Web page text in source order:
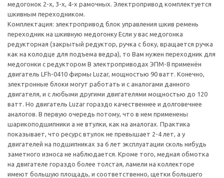
медогонок 2-х, 3-х, 4-х рамочных. Электропривод комплектуется
шкивным переходником.
Комплектация: электропривод блок управления шкив ремень
переходник на шкивную медогонку Если у вас медогонка
редукторная (закрытый редуктор, ручка с боку, вращается ручка
как на колодце для подъема ведра), то Вам нужен переходник для
медогонки с редуктором В электроприводах ЭПМ-8 применён
двигатель LFh-0410 фирмы Luzar, мощностью 90 ватт. Конечно,
электронные блоки могут работать и с аналогами данного
двигателя, и с любыми другими двигателями мощностью до 120
ватт. Но двигатель Luzar гораздо качественнее и долговечнее
аналогов. В первую очередь потому, что в нем применены
шарикоподшипники а не втулки, как на аналогах. Практика
показывает, что ресурс втулок не превышает 2-4 лет, а у
двигателей на подшипниках за 6 лет эксплуатации сколь нибудь
заметного износа не наблюдается. Кроме того, медная обмотка
на двигателе гораздо более толстая, ламели на коллекторе
имеют большую площадь, и соответственно, щетки большего